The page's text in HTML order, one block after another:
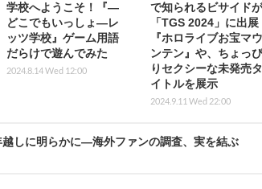
学校へようこそ！『―
どこでもいっしょ―レ
ッツ学校』ゲーム用語
だらけで遊んでみた
2024.8.14 Wed 12:00
で知られるビサイドが
「TGS 2024」に出展
『ホロライブお宝マウ
ンテン』や、ちょっぴ
りセクシーな未発売タ
イトルを展示
2024.9.11 Wed 22:00
越しに明らかに―海外ファンの調査、実を結ぶ